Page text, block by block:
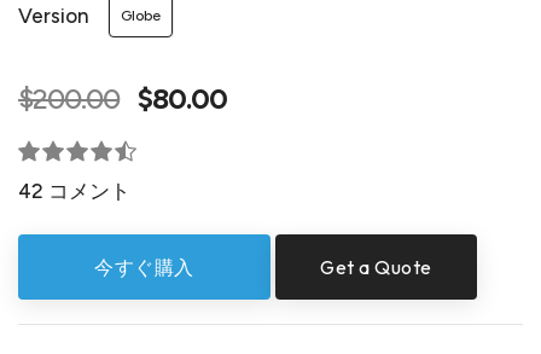
Version Globe
$200.00 $80.00
42 コメント
今すぐ購入 Get a Quote